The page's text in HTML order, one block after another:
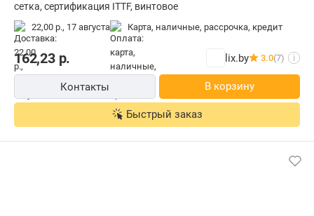
сетка, сертификация ITTF, винтовое
22,00 р., 17 августа карта, наличные, рассрочка, кредит
162,23р. lix.by 3.0(7) i
Контакты В корзину
Быстрый заказ